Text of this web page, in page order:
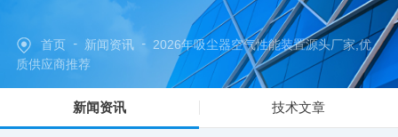
产品中心
新闻中心
技术文章
首页 - 新闻资讯 - 2026年吸尘器空气性能装置源头厂家,优
质供应商推荐
新闻资讯 技术文章